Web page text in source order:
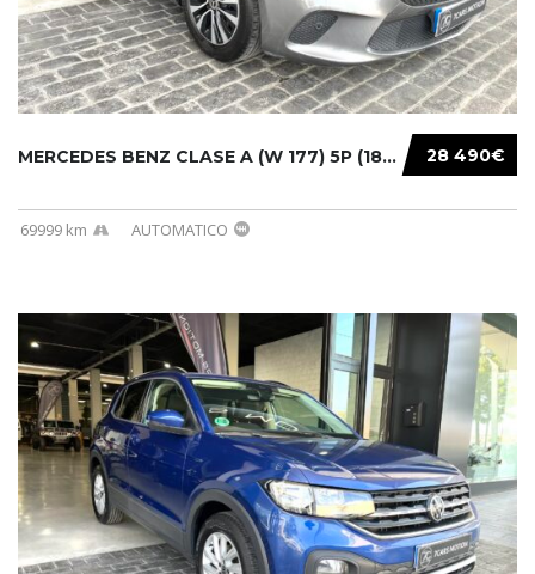
28 490€
MERCEDES BENZ CLASE A (W 177) 5P (18-) 2020....
69999 km AUTOMATICO